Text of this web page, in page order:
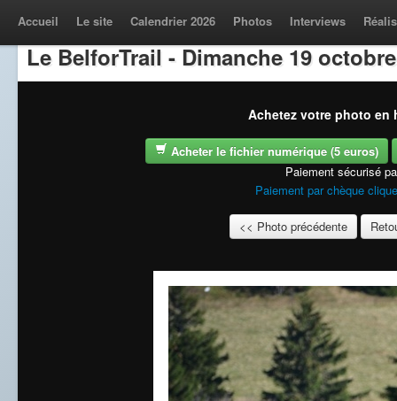
Accueil Le site Calendrier 2026 Photos Interviews
Le BelforTrail - Dimanche 19
Achetez votre photo en
Acheter le fichier numérique (5 euros)
Paiement sécurisé
Paiement par chèque
<< Photo précédente